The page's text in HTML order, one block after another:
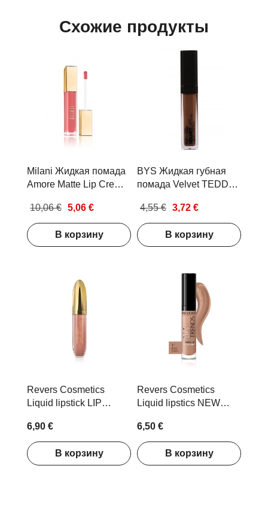
Схожие продукты
Milani Жидкая помада
Amore Matte Lip Creme
10,06 € 5,06 €
В корзину
BYS Жидкая губная
помада Velvet TEDDY
4,55 € 3,72 €
В корзину
Revers Cosmetics
Liquid lipstick LIP
6,90 €
В корзину
Revers Cosmetics
Liquid lipstics NEW
Rose Dawn
6,50 €
В корзину